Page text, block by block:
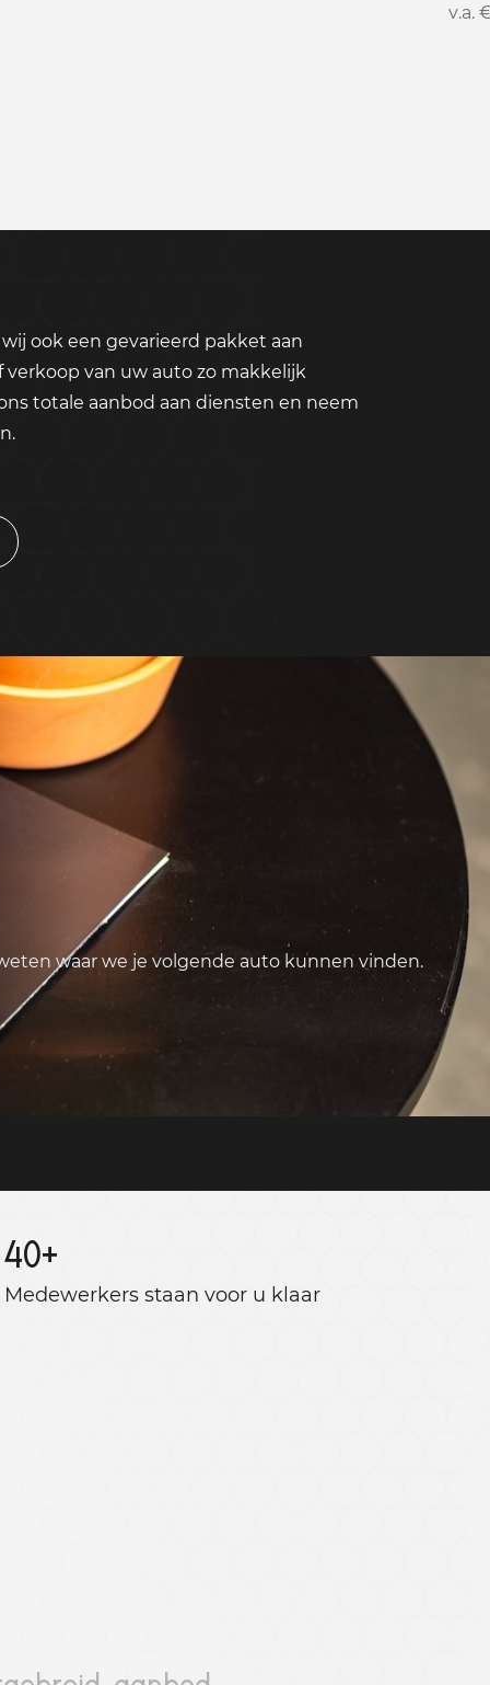
v.a.
ook een gevarieerd pakket aan
verkoop van uw auto zo makkelijk
totale aanbod aan diensten en neem
waar we je volgende auto kunnen vinden.
40+
Medewerkers staan ​​voor u klaar